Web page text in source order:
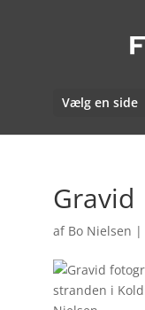
Vælg en side
Gravid
af Bo Nielsen |